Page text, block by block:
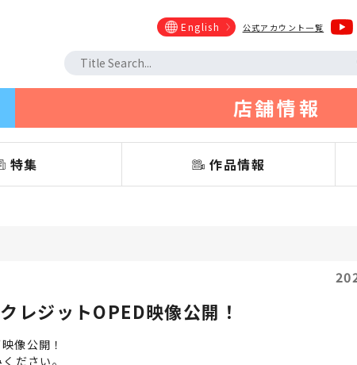
English 公式アカウント一覧
店舗情報
特集 作品情報
レジットOPED映像公開！
像公開！
ださい。